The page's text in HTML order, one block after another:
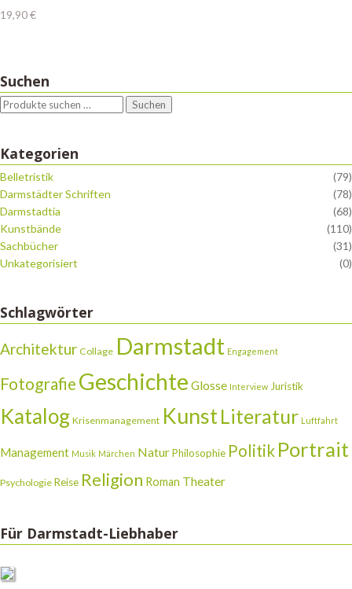
19,90€
Suchen
Suchen
Kategorien
Belletristik
(79)
Darmstädter Schriften
(78)
Darmstadtia
(68)
Kunstbände
(110)
Sachbücher
(31)
Unkategorisiert
(0)
Schlagwörter
Architektur Collage Darmstadt Engagement
Fotografie Geschichte Glosse Interview Juristik
Katalog Krisenmanagement KunstLiteratur Luftfahrt
Management Musik Märchen NaturPhilosophie Politik Portrait
Psychologie Reise Religion Roman Theater
Für Darmstadt-Liebhaber